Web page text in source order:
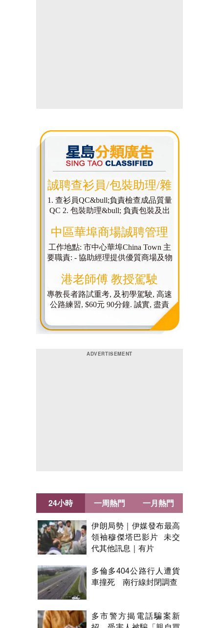
24小時
伊朗局勢｜伊媒發布最高
領袖穆傑塔巴影片 未交
代其他訊息｜有片
多倫多404公路行人遭貨
車撞死 南行線封閉調查
多市警方揭電話騙案新
一周熱門 一月熱門